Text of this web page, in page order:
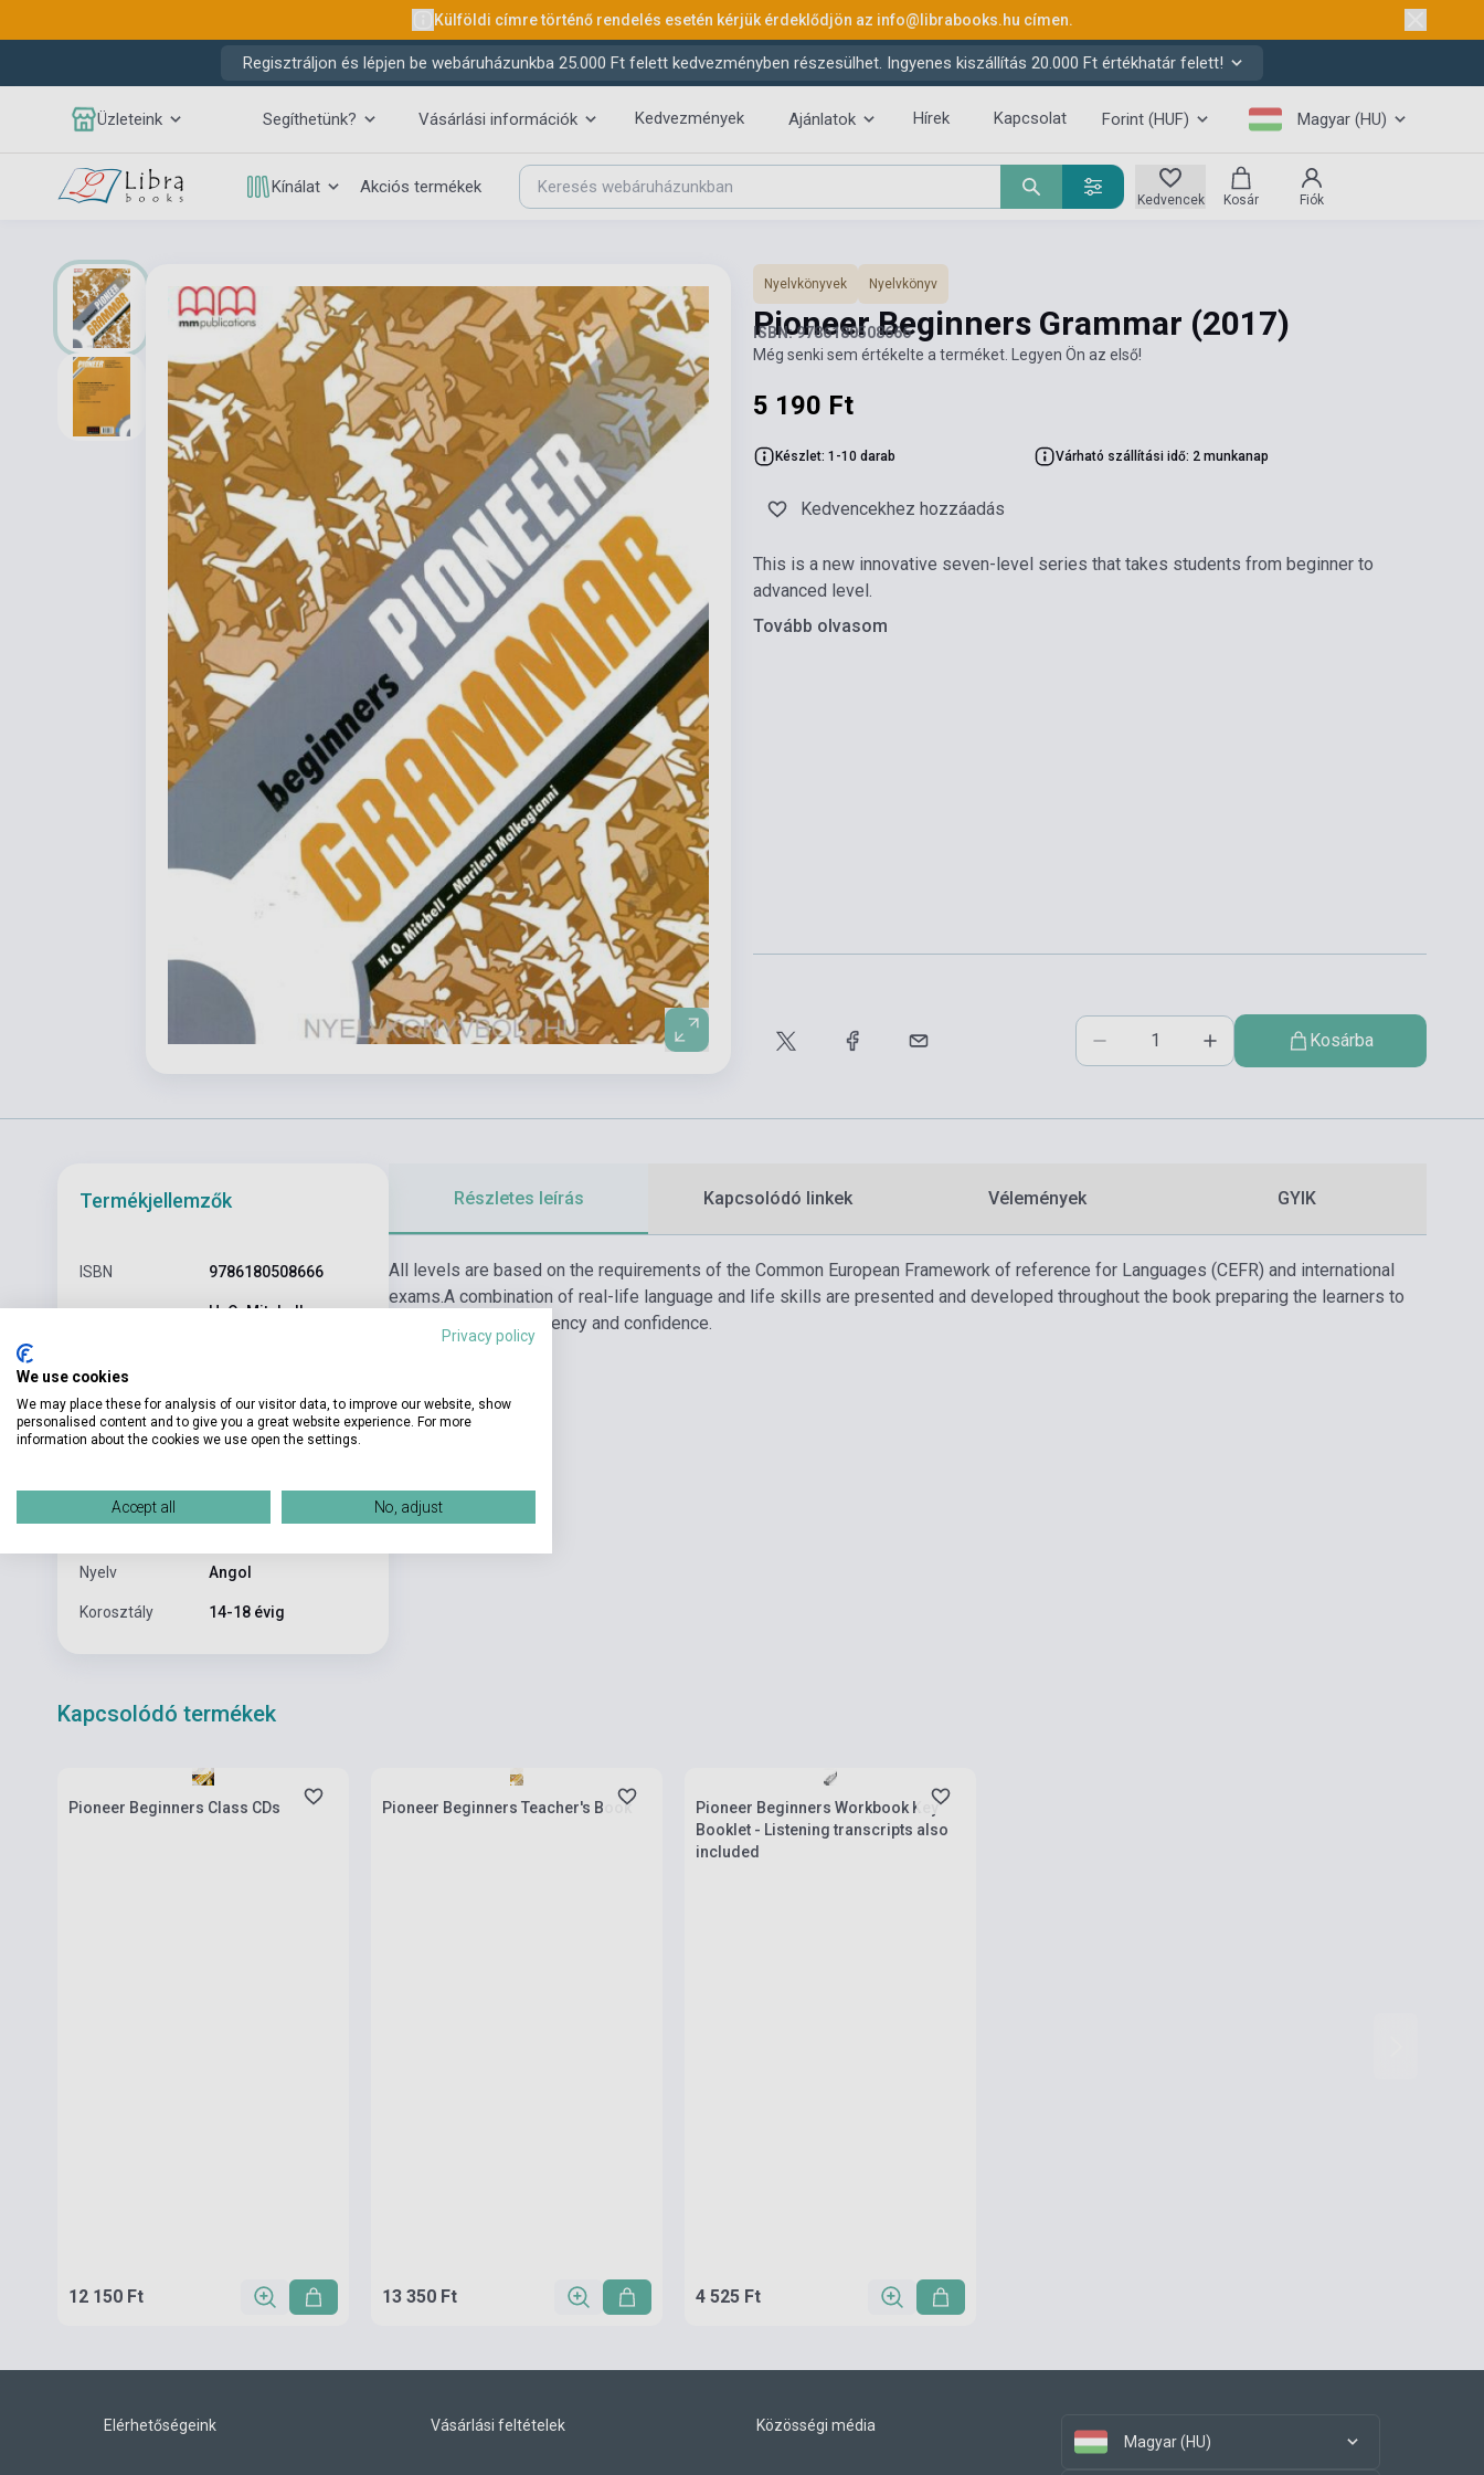
Külföldi címre történő rendelés esetén kérjük érdeklődjön az info@librabooks.hu címen.
Regisztráljon és lépjen be webáruházunkba 25.000 Ft felett kedvezményben részesülhet. Ingyenes kiszállítás 20.000 Ft értékhatár felett!
Üzleteink Segíthetünk? Vásárlási információk Kedvezmények Ajánlatok Hírek Kapcsolat Forint (HUF) Magyar (HU)
Kínálat Akciós termékek
Kedvencek Kosár Fiók
Nyelvkönyvek Nyelvkönyv
Pioneer Beginners Grammar (2017)
ISBN: 9786180508666
Még senki sem értékelte a terméket. Legyen Ön az első!
5 190 Ft
Készlet: 1-10 darab Várható szállítási idő: 2 munkanap
Kedvencekhez hozzáadás
This is a new innovative seven-level series that takes students from beginner to
advanced level.
Tovább olvasom
Kosárba
Termékjellemzők
ISBN 9786180508666
H. Q. Mitchell,
Oldalszám
Kötés Puhakötés
MM PUBLICATIONS
Kiadási év 2017
Nyelv Angol
Korosztály 14-18 évig
Részletes leírás Kapcsolódó linkek Vélemények GYIK
All levels are based on the requirements of the Common European Framework of reference for Languages (CEFR) and international
exams.A combination of real-life language and life skills are presented and developed throughout the book preparing the learners to
communicate with fluency and confidence.
Kapcsolódó termékek
Pioneer Beginners Class CDs
12 150 Ft
Pioneer Beginners Teacher's Book
13 350 Ft
Pioneer Beginners Workbook Key
Booklet - Listening transcripts also
included
4 525 Ft
Elérhetőségeink Vásárlási feltételek Közösségi média
Magyar (HU)
Privacy policy
We use cookies
We may place these for analysis of our visitor data, to improve our website, show
personalised content and to give you a great website experience. For more
information about the cookies we use open the settings.
Accept all No, adjust